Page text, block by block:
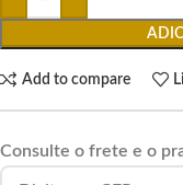
Add to compare
Consulte o frete e o